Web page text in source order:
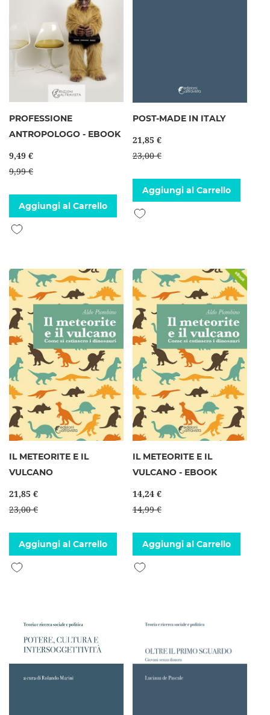
PROFESSIONE
ANTROPOLOGO - EBOOK
9,49 €
9,99 €
Aggiungi al Carrello
Aggiungi alla lista desideri
POST-MADE IN ITALY
21,85 €
23,00 €
Aggiungi al Carrello
Aggiungi alla lista desideri
IL METEORITE E IL
VULCANO
21,85 €
23,00 €
Aggiungi al Carrello
Aggiungi alla lista desideri
IL METEORITE E IL
VULCANO - EBOOK
14,24 €
14,99 €
Aggiungi al Carrello
Aggiungi alla lista desideri